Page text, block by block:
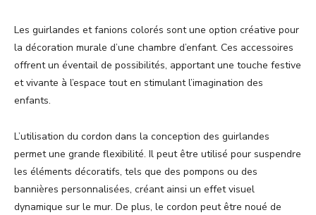
Les guirlandes et fanions colorés sont une option créative pour
la décoration murale d’une chambre d’enfant. Ces accessoires
offrent un éventail de possibilités, apportant une touche festive
et vivante à l’espace tout en stimulant l’imagination des
enfants.
L’utilisation du cordon dans la conception des guirlandes
permet une grande flexibilité. Il peut être utilisé pour suspendre
les éléments décoratifs, tels que des pompons ou des
bannières personnalisées, créant ainsi un effet visuel
dynamique sur le mur. De plus, le cordon peut être noué de